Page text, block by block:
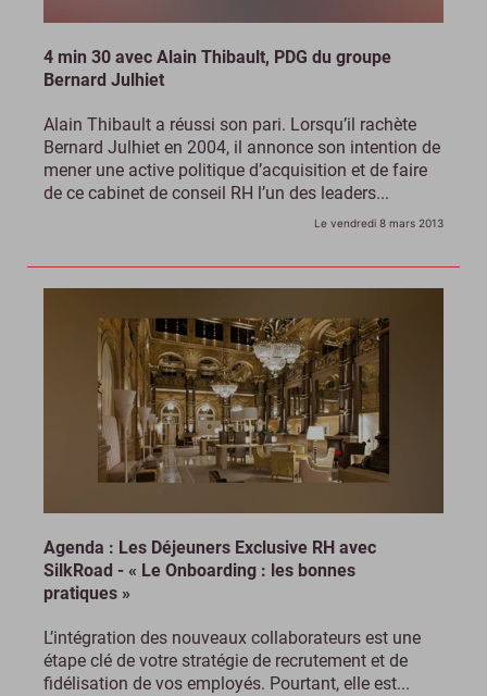
4 min 30 avec Alain Thibault, PDG du groupe
Bernard Julhiet
Alain Thibault a réussi son pari. Lorsqu’il rachète
Bernard Julhiet en 2004, il annonce son intention de
mener une active politique d’acquisition et de faire
de ce cabinet de conseil RH l’un des leaders...
Le vendredi 8 mars 2013
Agenda : Les Déjeuners Exclusive RH avec
SilkRoad - « Le Onboarding : les bonnes
pratiques »
L’intégration des nouveaux collaborateurs est une
étape clé de votre stratégie de recrutement et de
fidélisation de vos employés. Pourtant, elle est...